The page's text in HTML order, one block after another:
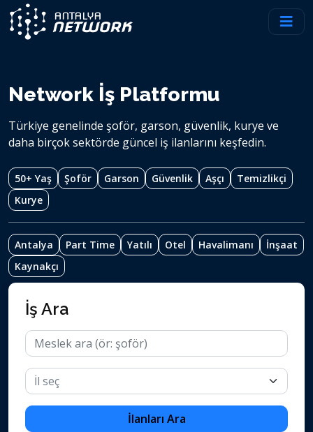
Network İş Platformu
Türkiye genelinde şoför, garson, güvenlik, kurye ve
daha birçok sektörde güncel iş ilanlarını keşfedin.
50+ Yaş Şoför Garson Güvenlik Aşçı
Temizlikçi
Kurye
Antalya Part Time Yatılı Otel Havalimanı
İnşaat
Kaynakçı
İş Ara
İlanları Ara